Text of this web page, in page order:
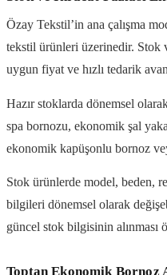
Özay Tekstil’in ana çalışma
tekstil ürünleri üzerinedir. Stok
uygun fiyat ve hızlı tedarik
Hazır stoklarda dönemsel
spa bornozu, ekonomik şal
ekonomik kapüşonlu bornoz
Stok ürünlerde model, beden,
bilgileri dönemsel olarak
güncel stok bilgisinin alınması
Toptan Ekonomik Bornoz